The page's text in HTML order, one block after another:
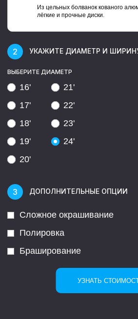
Из цельных болванок кованого
лёгкие и прочные диски.
УКАЖИТЕ ДИАМЕТР И
ВЫБЕРИТЕ ДИАМЕТР
16'
17'
18'
19'
20'
21'
22'
23'
24'
ДОПОЛНИТЕЛЬНЫЕ ОПЦИИ
Сложное окрашивание
Полировка
Браширование